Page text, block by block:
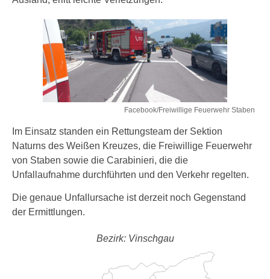
Facebook/Freiwillige Feuerwehr Staben
Im Einsatz standen ein Rettungsteam der Sektion
Naturns des Weißen Kreuzes, die Freiwillige Feuerwehr
von Staben sowie die Carabinieri, die die
Unfallaufnahme durchführten und den Verkehr regelten.
Die genaue Unfallursache ist derzeit noch Gegenstand
der Ermittlungen.
Bezirk: Vinschgau